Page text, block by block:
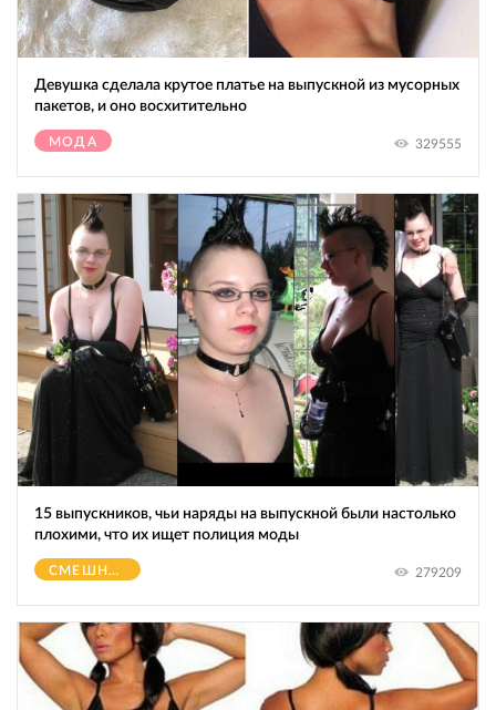
Девушка сделала крутое платье на выпускной из мусорных
пакетов, и оно восхитительно
МОДА 329555
15 выпускников, чьи наряды на выпускной были настолько
плохими, что их ищет полиция моды
СМЕШНОЕ 279209